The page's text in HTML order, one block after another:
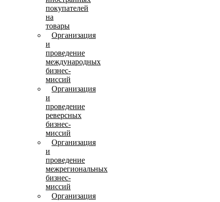
покупателей
на
товары
Организация
и
проведение
международных
бизнес-
миссий
Организация
и
проведение
реверсных
бизнес-
миссий
Организация
и
проведение
межрегиональных
бизнес-
миссий
Организация